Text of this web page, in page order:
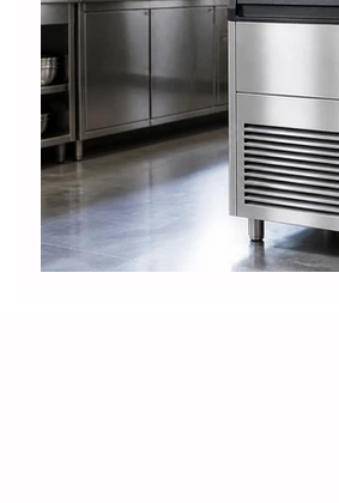
Hamilton Beach